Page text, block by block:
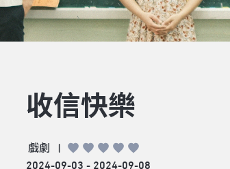
收信快樂
戲劇
2024-09-03 - 2024-09-08